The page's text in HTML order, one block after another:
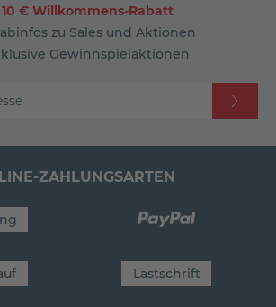
10 € Willkommens-Rabatt
zu Sales und Aktionen
Gewinnspielaktionen
ZAHLUNGSARTEN
Lastschrift